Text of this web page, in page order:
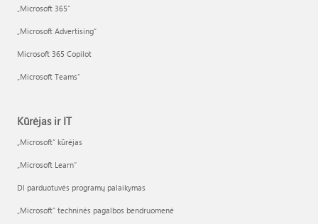
„Microsoft 365“
„Microsoft Advertising“
Microsoft 365 Copilot
„Microsoft Teams“
Kūrėjas ir IT
„Microsoft“ kūrėjas
„Microsoft Learn“
DI parduotuvės programų palaikymas
„Microsoft“ techninės pagalbos bendruomenė